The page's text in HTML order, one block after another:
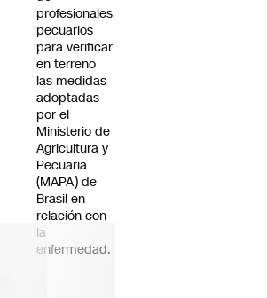
profesionales
pecuarios
para verificar
en terreno
las medidas
adoptadas
por el
Ministerio de
Agricultura y
Pecuaria
(MAPA) de
Brasil en
relación con
la
enfermedad.